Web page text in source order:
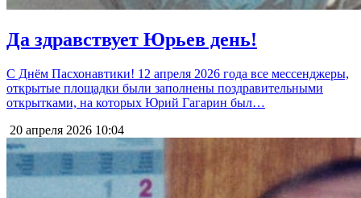
Да здравствует Юрьев день!
С Днём Пасхонавтики! 12 апреля 2026 года все мессенджеры,
открытые площадки были заполнены поздравительными
открытками, на которых Юрий Гагарин был…
20 апреля 2026 10:04